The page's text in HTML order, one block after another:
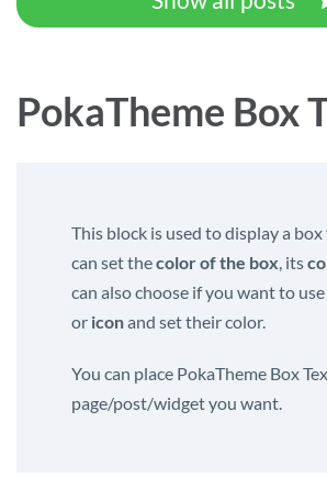
PokaTheme Box
This block is used to display a box
can set thecolor of the box, its
can also choose if you want to use
or iconand set their color.
You can place PokaTheme Box
page/post/widget you want.